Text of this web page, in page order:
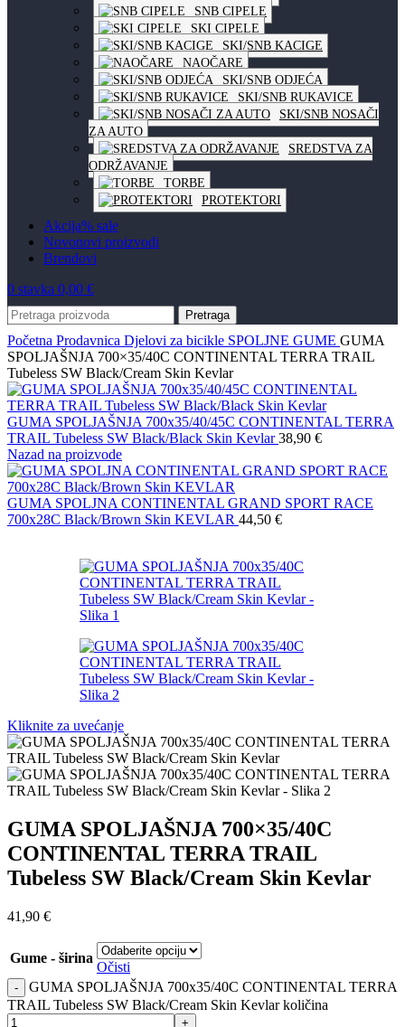
SNB CIPELE
SKI CIPELE
SKI/SNB KACIGE
NAOČARE
SKI/SNB ODJEĆA
SKI/SNB RUKAVICE
SKI/SNB NOSAČI
ZA AUTO
SREDSTVA ZA
ODRŽAVANJE
TORBE
PROTEKTORI
Akcija% sale
Novonovi proizvodi
Brendovi
0 stavka 0,00 €
Pretraga
Početna Prodavnica Djelovi za bicikle SPOLJNE GUME GUMA
SPOLJAŠNJA 700×35/40C CONTINENTAL TERRA TRAIL
Tubeless SW Black/Cream Skin Kevlar
GUMA SPOLJAŠNJA 700x35/40/45C CONTINENTAL TERRA
TRAIL Tubeless SW Black/Black Skin Kevlar38,90 €
Nazad na proizvode
GUMA SPOLJNA CONTINENTAL GRAND SPORT RACE
700x28C Black/Brown Skin KEVLAR 44,50 €
Kliknite za uvećanje
GUMA SPOLJAŠNJA 700×35/40C
CONTINENTAL TERRA TRAIL
Tubeless SW Black/Cream Skin Kevlar
41,90 €
Gume - širina
Očisti
GUMA SPOLJAŠNJA 700x35/40C CONTINENTAL TERRA
TRAIL Tubeless SW Black/Cream Skin Kevlar količina